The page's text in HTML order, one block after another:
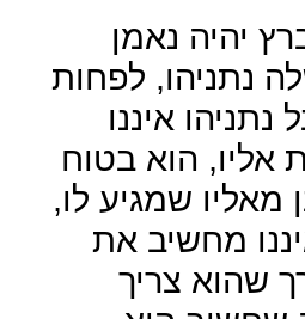
יהיה נאמן
נתניהו, לפחות
איננו
אליו, הוא בטוח
מאליו שמגיע לו,
מחשיב את
שהוא צריך